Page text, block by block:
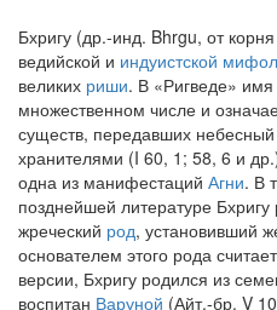
Бхригу (др.-инд. Bhrgu, от
ведийской и индуистской
великих риши. В «Ригведе» имя
множественном числе и
существ, передавших небесный
хранителями (I 60, 1; 58, 6 и
одна из манифестаций Агни. В
позднейшей литературе
жреческий род, установивший
основателем этого рода
версии, Бхригу родился из
воспитан Варуной (Айт.-бр. V